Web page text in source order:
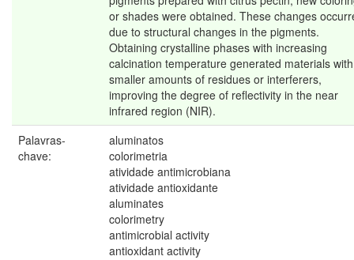
or shades were obtained. These changes
due to structural changes in the pigments.
Obtaining crystalline phases with increasing
calcination temperature generated materials with
smaller amounts of residues or interferers,
improving the degree of reflectivity in the near
infrared region (NIR).
Palavras-
chave:
aluminatos
colorimetria
atividade antimicrobiana
atividade antioxidante
aluminates
colorimetry
antimicrobial activity
antioxidant activity